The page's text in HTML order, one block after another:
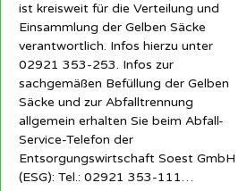
ist kreisweit für die Verteilung und
Einsammlung der Gelben Säcke
verantwortlich. Infos hierzu unter
02921 353-253. Infos zur
sachgemäßen Befüllung der Gelben
Säcke und zur Abfalltrennung
allgemein erhalten Sie beim Abfall-
Service-Telefon der
Entsorgungswirtschaft Soest GmbH
(ESG): Tel.: 02921 353-111…